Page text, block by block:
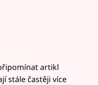
artikl
stále častěji více